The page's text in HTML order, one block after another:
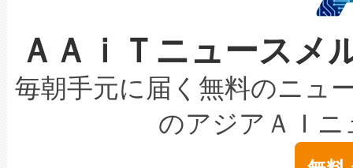
取得できる可能性もあります
設には、3億～4億ドルかか
最高経営責任者（CEO）であ
す。「当社のfully-connected
ームを利用すれば、6,000万
限を超えて利用可能な電力容
持できるよう貢献します。こ
ービスレベル契約（SLA）違
テリー性能の劣化によるダウ
念は、現在データセンターが
なレーザースポットにより、
な環境下でも豊かなディテー
キロメートル範囲を検出
LiDAR for Inspections,
は1535 nmレーザーを搭載。
ＡＡｉＴニュース
毎朝手元に届く無料のニュ
のアジアＡＩ